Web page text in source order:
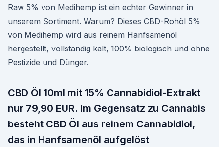
Raw 5% von Medihemp ist ein echter Gewinner in
unserem Sortiment. Warum? Dieses CBD-Rohöl 5%
von Medihemp wird aus reinem Hanfsamenöl
hergestellt, vollständig kalt, 100% biologisch und ohne
Pestizide und Dünger.
CBD Öl 10ml mit 15% Cannabidiol-Extrakt
nur 79,90 EUR. Im Gegensatz zu Cannabis
besteht CBD Öl aus reinem Cannabidiol,
das in Hanfsamenöl aufgelöst